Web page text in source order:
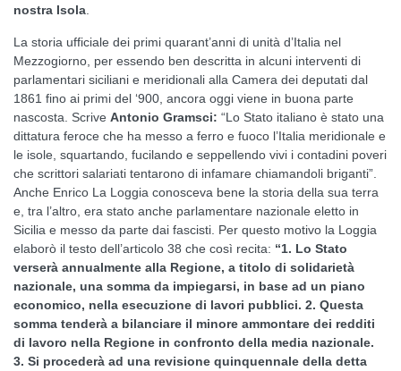
nostra Isola.
La storia ufficiale dei primi quarant’anni di unità d’Italia nel
Mezzogiorno, per essendo ben descritta in alcuni interventi di
parlamentari siciliani e meridionali alla Camera dei deputati dal
1861 fino ai primi del ‘900, ancora oggi viene in buona parte
nascosta. Scrive Antonio Gramsci: “Lo Stato italiano è stato una
dittatura feroce che ha messo a ferro e fuoco l’Italia meridionale e
le isole, squartando, fucilando e seppellendo vivi i contadini poveri
che scrittori salariati tentarono di infamare chiamandoli briganti”.
Anche Enrico La Loggia conosceva bene la storia della sua terra
e, tra l’altro, era stato anche parlamentare nazionale eletto in
Sicilia e messo da parte dai fascisti. Per questo motivo la Loggia
elaborò il testo dell’articolo 38 che così recita: “1. Lo Stato
verserà annualmente alla Regione, a titolo di solidarietà
nazionale, una somma da impiegarsi, in base ad un piano
economico, nella esecuzione di lavori pubblici. 2. Questa
somma tenderà a bilanciare il minore ammontare dei redditi
di lavoro nella Regione in confronto della media nazionale.
3. Si procederà ad una revisione quinquennale della detta